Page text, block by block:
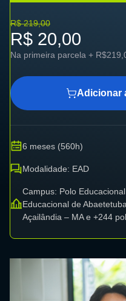
R$ 219,00
R$ 20,00
Na primeira parcela +
Adicionar
6 meses (560h)
Modalidade: EAD
Campus: Polo
Educacional de
Açailândia – MA e +244